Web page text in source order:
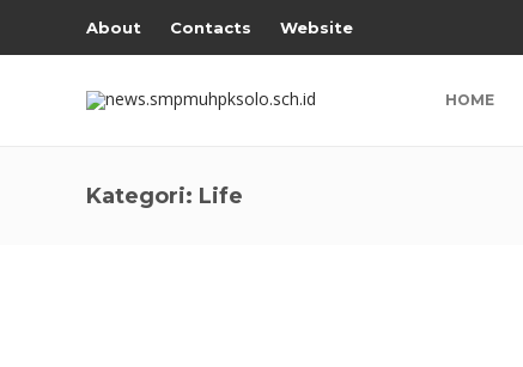
About Contacts Website
HOME
Kategori: Life